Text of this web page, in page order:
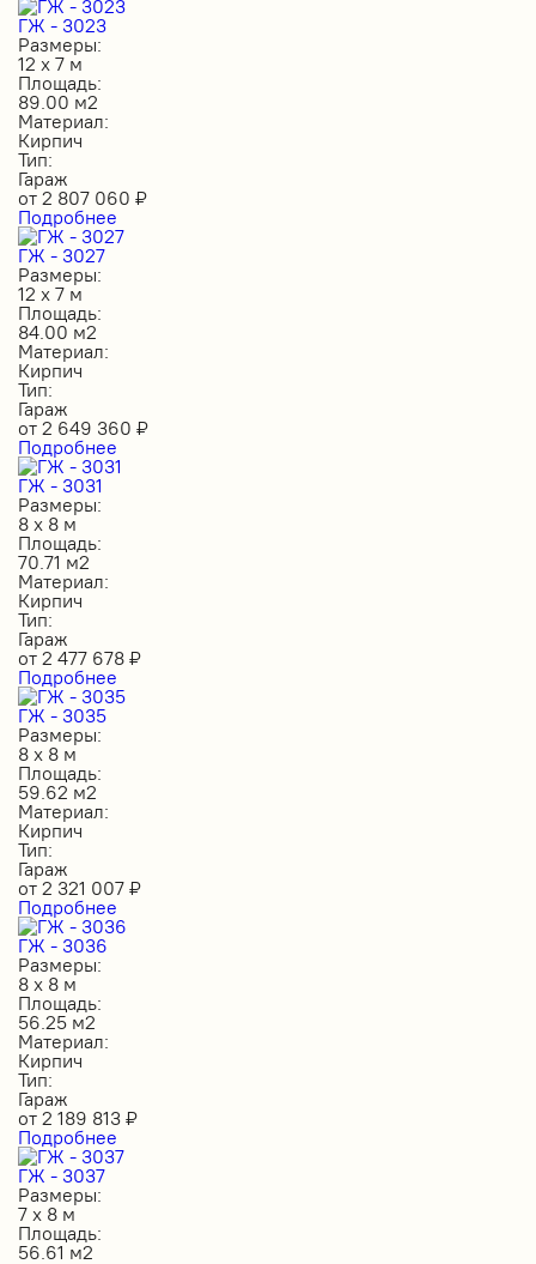
ГЖ - 3023
Размеры:
12 х 7 м
Площадь:
89.00 м2
Материал:
Кирпич
Тип:
Гараж
от 2 807 060 ₽
Подробнее
ГЖ - 3027
Размеры:
12 х 7 м
Площадь:
84.00 м2
Материал:
Кирпич
Тип:
Гараж
от 2 649 360 ₽
Подробнее
ГЖ - 3031
Размеры:
8 х 8 м
Площадь:
70.71 м2
Материал:
Кирпич
Тип:
Гараж
от 2 477 678 ₽
Подробнее
ГЖ - 3035
Размеры:
8 х 8 м
Площадь:
59.62 м2
Материал:
Кирпич
Тип:
Гараж
от 2 321 007 ₽
Подробнее
ГЖ - 3036
Размеры:
8 х 8 м
Площадь:
56.25 м2
Материал:
Кирпич
Тип:
Гараж
от 2 189 813 ₽
Подробнее
ГЖ - 3037
Размеры:
7 х 8 м
Площадь:
56.61 м2